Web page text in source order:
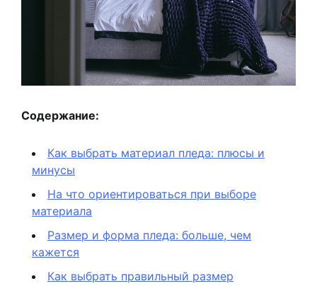
Содержание:
Как выбрать материал пледа: плюсы и
минусы
На что ориентироваться при выборе
материала
Размер и форма пледа: больше, чем
кажется
Как выбрать правильный размер